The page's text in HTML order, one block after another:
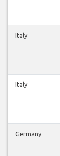
Italy
Italy
Germany